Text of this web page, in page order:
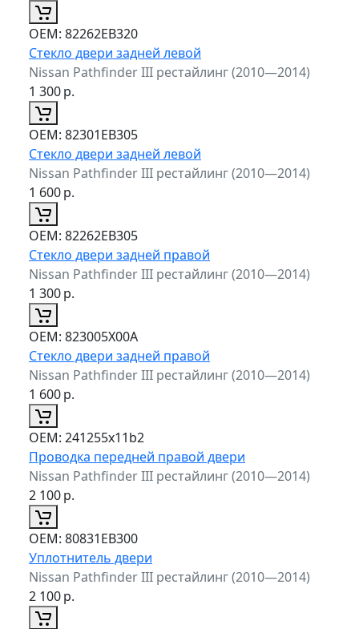
ОЕМ: 82262EB320
Стекло двери задней левой
Nissan Pathfinder III рестайлинг (2010—2014)
1 300р.
ОЕМ: 82301EB305
Стекло двери задней левой
Nissan Pathfinder III рестайлинг (2010—2014)
1 600р.
ОЕМ: 82262EB305
Стекло двери задней правой
Nissan Pathfinder III рестайлинг (2010—2014)
1 300р.
ОЕМ: 823005X00A
Стекло двери задней правой
Nissan Pathfinder III рестайлинг (2010—2014)
1 600р.
ОЕМ: 241255x11b2
Проводка передней правой двери
Nissan Pathfinder III рестайлинг (2010—2014)
2 100р.
ОЕМ: 80831EB300
Уплотнитель двери
Nissan Pathfinder III рестайлинг (2010—2014)
2 100р.